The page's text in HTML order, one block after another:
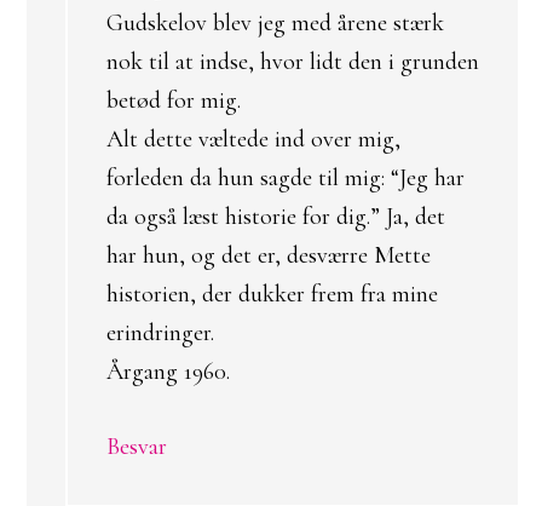
Gudskelov blev jeg med årene stærk
nok til at indse, hvor lidt den i grunden
betød for mig.
Alt dette væltede ind over mig,
forleden da hun sagde til mig: “Jeg har
da også læst historie for dig.” Ja, det
har hun, og det er, desværre Mette
historien, der dukker frem fra mine
erindringer.
Årgang 1960.
Besvar